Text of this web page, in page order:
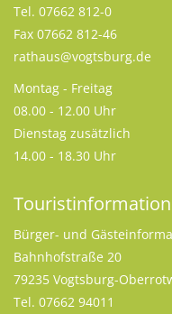
Tel. 07662 812-0
Fax 07662 812-46
rathaus@vogtsburg.de
Montag - Freitag
08.00 - 12.00 Uhr
Dienstag zusätzlich
14.00 - 18.30 Uhr
Touristinformation
Bürger- und
Bahnhofstraße 20
79235 Vogtsburg-
Tel. 07662 94011